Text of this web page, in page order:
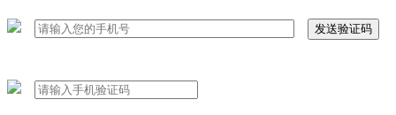
发送验证码